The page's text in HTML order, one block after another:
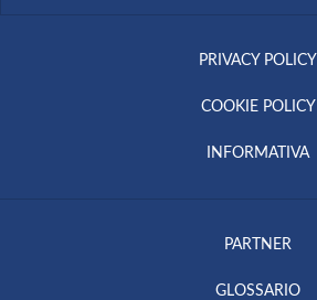
PRIVACY POLICY
COOKIE POLICY
INFORMATIVA
PARTNER
GLOSSARIO